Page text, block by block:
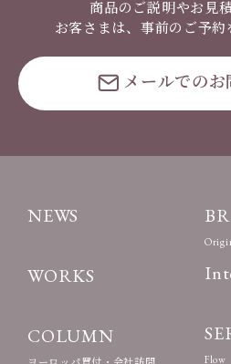
商品のご説明やお見
お客さまは、事前のご予約
メールでの
NEWS
WORKS
COLUMN
Flow